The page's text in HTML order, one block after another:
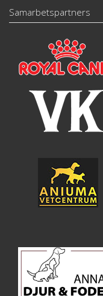
Samarbetspartners